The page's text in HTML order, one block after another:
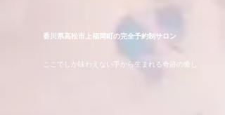
​香川県高松市上福岡町の完全予約制サロン
​ここでしか味わえない手から生まれる奇跡の癒し